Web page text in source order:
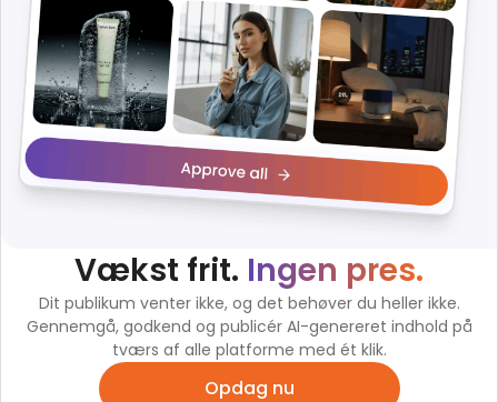
Vækst frit. Ingen pres.
Dit publikum venter ikke, og det behøver du heller ikke.
Gennemgå, godkend og publicér AI-genereret indhold på
tværs af alle platforme med ét klik.
Opdag nu